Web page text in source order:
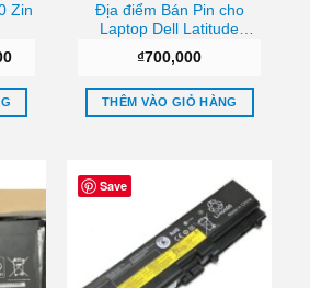
Zin
Giá
tại
₫315,000.
Địa điểm Bán Pin cho
Laptop Dell Latitude
E5520 E5530 E6430
E6520 E6530 Chất lượng
₫700,000
THÊM VÀO GIỎ HÀNG
Save